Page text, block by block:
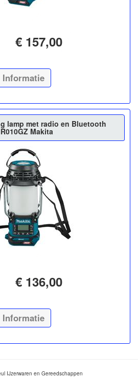
€ 157,00
Informatie
lamp met radio en Bluetooth
Makita
€ 136,00
Informatie
IJzerwaren en Gereedschappen